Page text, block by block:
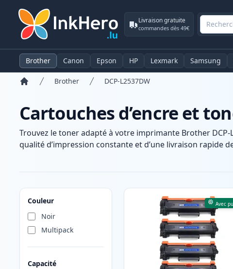
Livraison gratuite
commandes dès 49€
Brother Canon Epson HP Lexmark Samsung
Brother DCP-L2537DW
Cartouches d’encre et
Trouvez le toner adapté à votre imprimante Brother
qualité d’impression constante et d’une livraison rapide
Couleur
Noir
Multipack
Capacité
Produits
Avec